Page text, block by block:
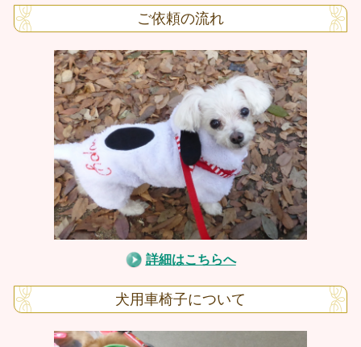
ご依頼の流れ
詳細はこちらへ
犬用車椅子について